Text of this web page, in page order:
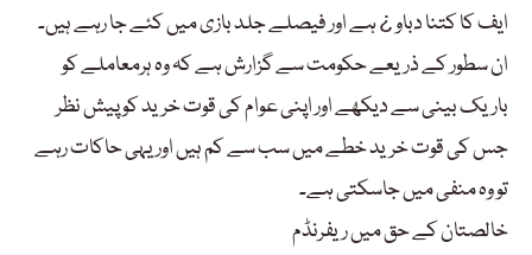
ایف کا کتنا دباو ¿ ہے اور فیصلے جلد بازی میں کئے جا رہے ہیں۔
ان سطور کے ذریعے حکومت سے گزارش ہے کہ وہ ہرمعاملے کو
باریک بینی سے دیکھے اور اپنی عوام کی قوت خرید کو پیش نظر
جس کی قوت خرید خطے میں سب سے کم ہیں اور یہی حاکات رہے
تو وہ منفی میں جاسکتی ہے۔
خالصتان کے حق میں ریفرنڈم